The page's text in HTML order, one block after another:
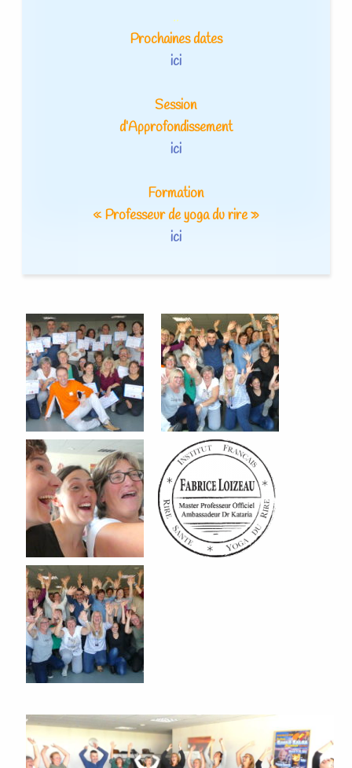
..
Prochaines dates
ici
Session
d’Approfondissement
ici
Formation
« Professeur de yoga du rire »
ici